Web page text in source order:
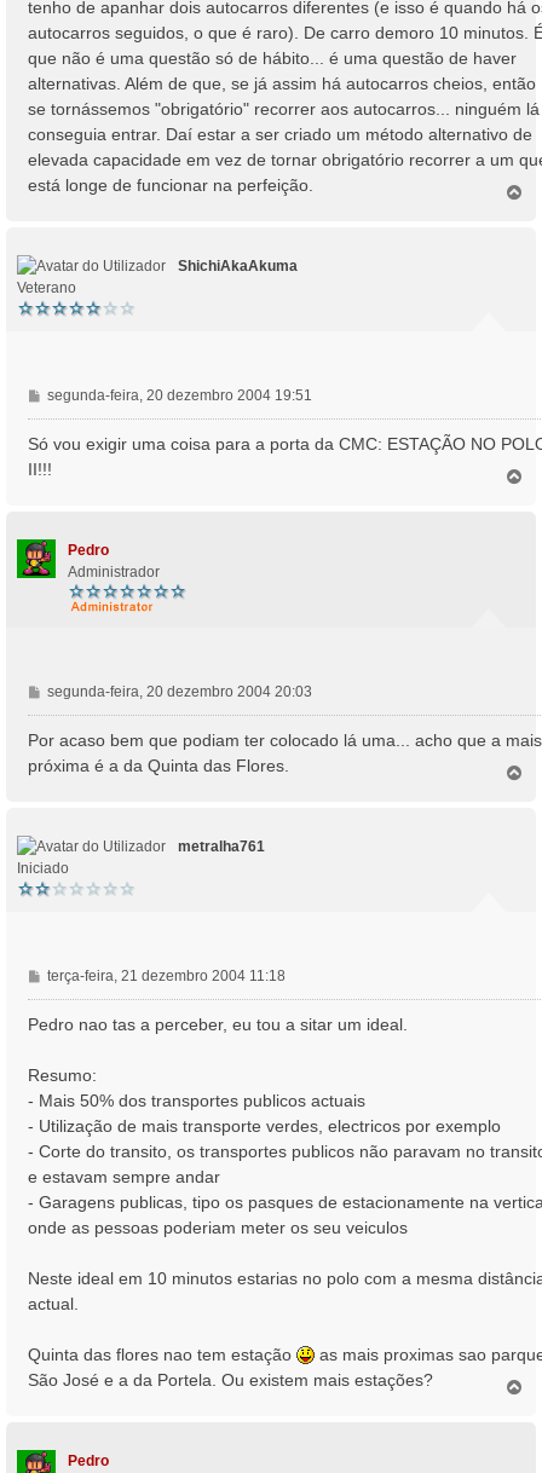
tenho de apanhar dois autocarros diferentes (e isso é quando há
autocarros seguidos, o que é raro). De carro demoro 10 minutos.
que não é uma questão só de hábito... é uma questão de haver
alternativas. Além de que, se já assim há autocarros cheios, então
se tornássemos "obrigatório" recorrer aos autocarros... ninguém lá
conseguia entrar. Daí estar a ser criado um método alternativo de
elevada capacidade em vez de tornar obrigatório recorrer a um
está longe de funcionar na perfeição.
ShichiAkaAkuma
Veterano
M
e
n
s
m
segunda-feira, 20 dezembro 2004 19:51
Só vou exigir uma coisa para a porta da CMC: ESTAÇÃO NO
II!!!
Pedro
Administrador
M
e
n
s
m
segunda-feira, 20 dezembro 2004 20:03
Por acaso bem que podiam ter colocado lá uma... acho que a mais
próxima é a da Quinta das Flores.
metralha761
Iniciado
M
e
n
g
e
m
terça-feira, 21 dezembro 2004 11:18
Pedro nao tas a perceber, eu tou a sitar um ideal.
Resumo:
- Mais 50% dos transportes publicos actuais
- Utilização de mais transporte verdes, electricos por exemplo
- Corte do transito, os transportes publicos não paravam no
e estavam sempre andar
- Garagens publicas, tipo os pasques de estacionamente na
onde as pessoas poderiam meter os seu veiculos
Neste ideal em 10 minutos estarias no polo com a mesma
actual.
Quinta das flores nao tem estação
as mais proximas sao
São José e a da Portela. Ou existem mais estações?
Pedro